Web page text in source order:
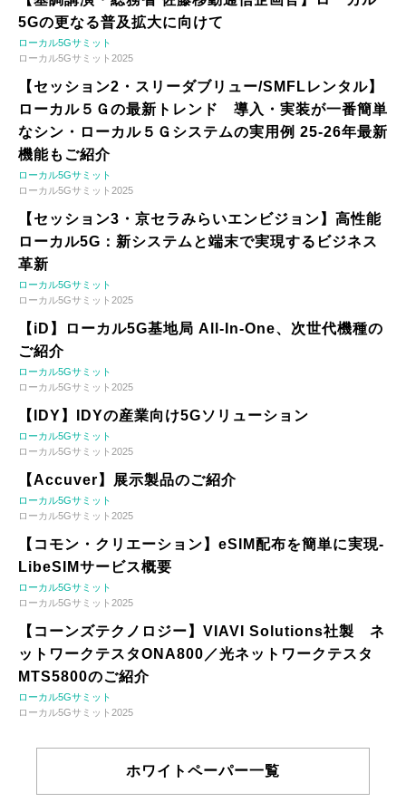
5Gの更なる普及拡大に向けて
ローカル5Gサミット
ローカル5Gサミット2025
【セッション2・スリーダブリュー/SMFLレンタル】
ローカル５Ｇの最新トレンド 導入・実装が一番簡単
なシン・ローカル５Ｇシステムの実用例 25-26年最新
機能もご紹介
ローカル5Gサミット
ローカル5Gサミット2025
【セッション3・京セラみらいエンビジョン】高性能
ローカル5G：新システムと端末で実現するビジネス
革新
ローカル5Gサミット
ローカル5Gサミット2025
【iD】ローカル5G基地局 All-In-One、次世代機種の
ご紹介
ローカル5Gサミット
ローカル5Gサミット2025
【IDY】IDYの産業向け5Gソリューション
ローカル5Gサミット
ローカル5Gサミット2025
【Accuver】展示製品のご紹介
ローカル5Gサミット
ローカル5Gサミット2025
【コモン・クリエーション】eSIM配布を簡単に実現-
LibeSIMサービス概要
ローカル5Gサミット
ローカル5Gサミット2025
【コーンズテクノロジー】VIAVI Solutions社製 ネ
ットワークテスタONA800／光ネットワークテスタ
MTS5800のご紹介
ローカル5Gサミット
ローカル5Gサミット2025
ホワイトペーパー一覧